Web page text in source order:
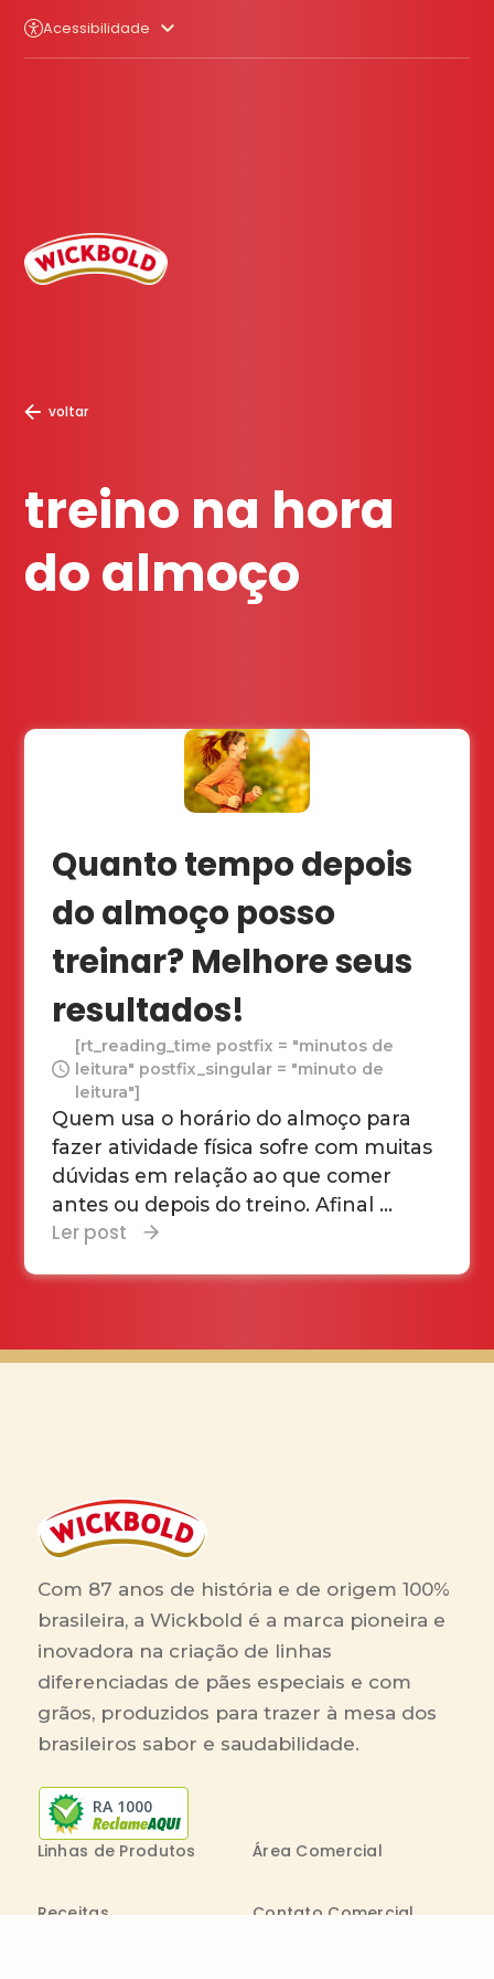
Acessibilidade
voltar
treino na hora
do almoço
Quanto tempo depois
do almoço posso
treinar? Melhore seus
resultados!
[rt_reading_time postfix = "minutos de
leitura" postfix_singular = "minuto de
leitura"]
Quem usa o horário do almoço para
fazer atividade física sofre com muitas
dúvidas em relação ao que comer
antes ou depois do treino. Afinal ...
Ler post
Com 87 anos de história e de origem 100%
brasileira, a Wickbold é a marca pioneira e
inovadora na criação de linhas
diferenciadas de pães especiais e com
grãos, produzidos para trazer à mesa dos
brasileiros sabor e saudabilidade.
RA 1000
Linhas de Produtos Área Comercial
Receitas Contato Comercial